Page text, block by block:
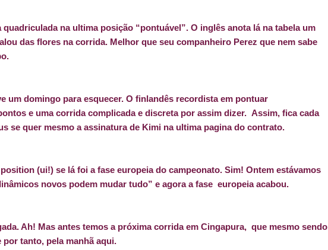
quadriculada na ultima posição “pontuável”. O inglês anota lá na tabela um
das flores na corrida. Melhor que seu companheiro Perez que nem sabe
um domingo para esquecer. O finlandês recordista em pontuar
e uma corrida complicada e discreta por assim dizer. Assim, fica cada
se quer mesmo a assinatura de Kimi na ultima pagina do contrato.
(ui!) se lá foi a fase europeia do campeonato. Sim! Ontem estávamos
novos podem mudar tudo” e agora a fase europeia acabou.
Ah! Mas antes temos a próxima corrida em Cingapura, que mesmo sendo
tanto, pela manhã aqui.